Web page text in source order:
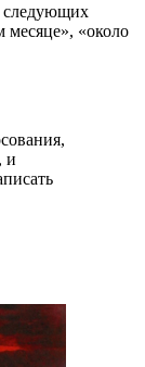
следующих
месяце», «около
и